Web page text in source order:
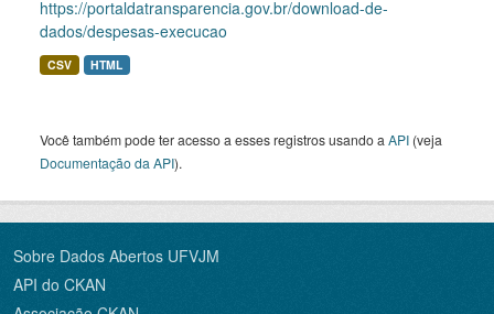
https://portaldatransparencia.gov.br/download-de-
dados/despesas-execucao
CSV HTML
Você também pode ter acesso a esses registros usando a API (veja
Documentação da API).
Sobre Dados Abertos UFVJM
API do CKAN